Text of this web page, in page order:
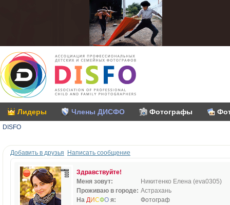
Лидеры Члены ДИСФО Фотографы
DISFO
Добавить в друзья Написать сообщение
Здравствуйте!
Меня зовут:
Никитенко Елена (eva0305)
Проживаю в городе: Астрахань
На ДИСФО я:
Фотограф